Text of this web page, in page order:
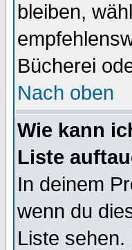
bleiben,
Bücherei
Nach oben
Wie kann
Liste
In deinem
wenn du
Liste